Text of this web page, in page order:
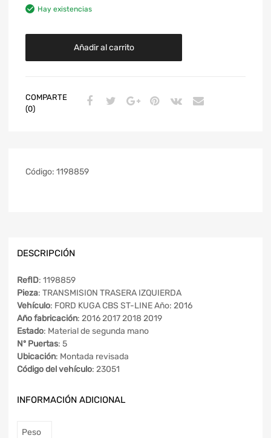
Hay existencias
Añadir al carrito
COMPARTE
(0)
Código: 1198859
DESCRIPCIÓN
RefID: 1198859
Pieza: TRANSMISION TRASERA IZQUIERDA
Vehículo: FORD KUGA CBS ST-LINE Año: 2016
Año fabricación: 2016 2017 2018 2019
Estado: Material de segunda mano
Nº Puertas: 5
Ubicación: Montada revisada
Código del vehículo: 23051
INFORMACIÓN ADICIONAL
Peso